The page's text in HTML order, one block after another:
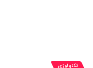
تکنولوژی